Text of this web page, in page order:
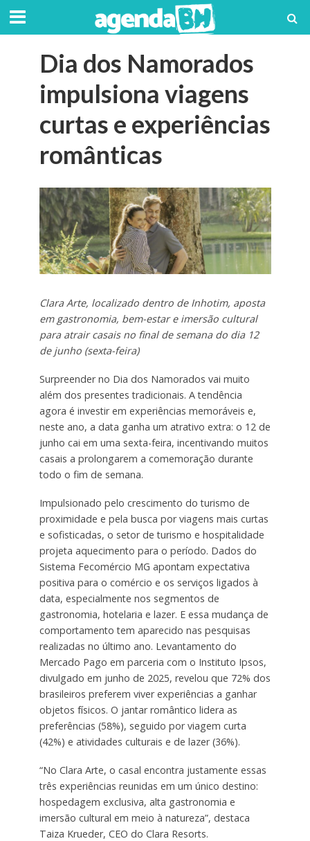
Dia dos Namorados
impulsiona viagens
curtas e experiências
românticas
Clara Arte, localizado dentro de Inhotim, aposta
em gastronomia, bem-estar e imersão cultural
para atrair casais no final de semana do dia 12
de junho (sexta-feira)
Surpreender no Dia dos Namorados vai muito
além dos presentes tradicionais. A tendência
agora é investir em experiências memoráveis e,
neste ano, a data ganha um atrativo extra: o 12 de
junho cai em uma sexta-feira, incentivando muitos
casais a prolongarem a comemoração durante
todo o fim de semana.
Impulsionado pelo crescimento do turismo de
proximidade e pela busca por viagens mais curtas
e sofisticadas, o setor de turismo e hospitalidade
projeta aquecimento para o período. Dados do
Sistema Fecomércio MG apontam expectativa
positiva para o comércio e os serviços ligados à
data, especialmente nos segmentos de
gastronomia, hotelaria e lazer. E essa mudança de
comportamento tem aparecido nas pesquisas
realizadas no último ano. Levantamento do
Mercado Pago em parceria com o Instituto Ipsos,
divulgado em junho de 2025, revelou que 72% dos
brasileiros preferem viver experiências a ganhar
objetos físicos. O jantar romântico lidera as
preferências (58%), seguido por viagem curta
(42%) e atividades culturais e de lazer (36%).
“No Clara Arte, o casal encontra justamente essas
três experiências reunidas em um único destino:
hospedagem exclusiva, alta gastronomia e
imersão cultural em meio à natureza”, destaca
Taiza Krueder, CEO do Clara Resorts.